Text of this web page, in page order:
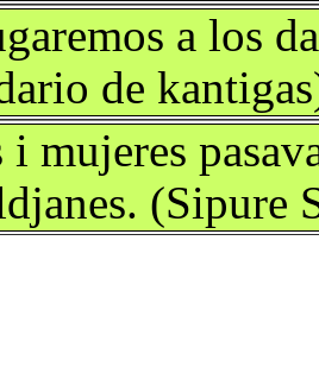
a los
de
i mujeres
(Sipure